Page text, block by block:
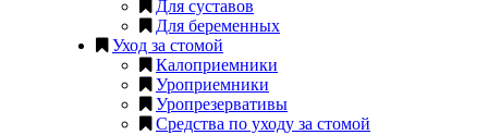
Для суставов
Для беременных
Уход за стомой
Калоприемники
Уроприемники
Уропрезервативы
Средства по уходу за стомой